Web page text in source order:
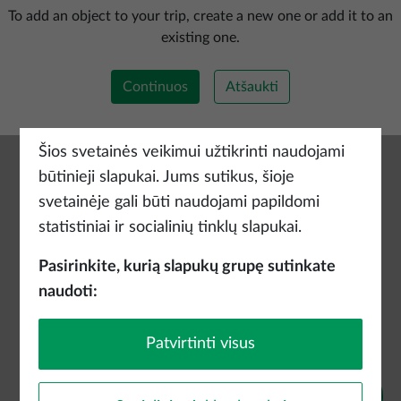
Pridėti naują maršrutą
To add an object to your trip, create a new one or add it to an
existing one.
Continuos Atšaukti
Šios svetainės veikimui užtikrinti naudojami
būtinieji slapukai. Jums sutikus, šioje
svetainėje gali būti naudojami papildomi
statistiniai ir socialinių tinklų slapukai.
Pasirinkite, kurią slapukų grupę sutinkate
naudoti:
Patvirtinti visus